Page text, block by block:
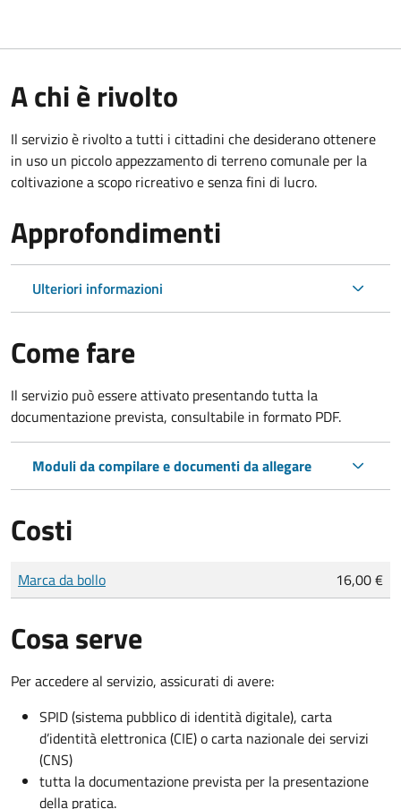
A chi è rivolto
Il servizio è rivolto a tutti i cittadini che desiderano ottenere
in uso un piccolo appezzamento di terreno comunale per la
coltivazione a scopo ricreativo e senza fini di lucro.
Approfondimenti
Ulteriori informazioni
Come fare
Il servizio può essere attivato presentando tutta la
documentazione prevista, consultabile in formato PDF.
Moduli da compilare e documenti da allegare
Costi
Tipo di pagamento
Importo
Marca da bollo 16,00 €
Cosa serve
Per accedere al servizio, assicurati di avere:
SPID (sistema pubblico di identità digitale), carta
d’identità elettronica (CIE) o carta nazionale dei servizi
(CNS)
tutta la documentazione prevista per la presentazione
della pratica.